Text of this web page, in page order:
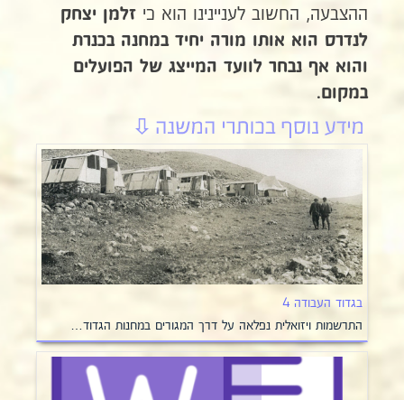
ההצבעה, החשוב לעניינינו הוא כי זלמן יצחק
לנדרס הוא אותו מורה יחיד במחנה בכנרת
והוא אף נבחר לוועד המייצג של הפועלים
במקום.
בגדוד העבודה 4
התרשמות ויזואלית נפלאה על דרך המגורים במחנות הגדוד…